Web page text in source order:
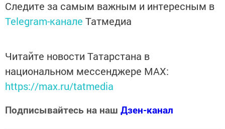
Следите за самым важным и интересным в
Telegram-канале Татмедиа
Читайте новости Татарстана в
национальном мессенджере MАХ:
https://max.ru/tatmedia
Подписывайтесь на наш Дзен-канал